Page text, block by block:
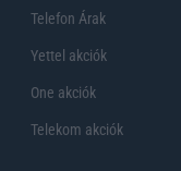
Telefon Árak
Yettel akciók
One akciók
Telekom akciók